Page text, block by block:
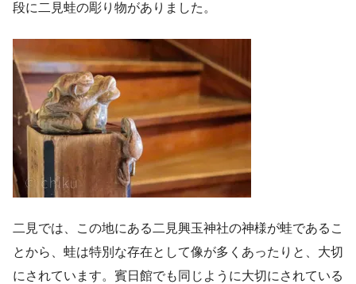
段に二見蛙の彫り物がありました。
二見では、この地にある二見興玉神社の神様が蛙であるこ
とから、蛙は特別な存在として像が多くあったりと、大切
にされています。賓日館でも同じように大切にされている